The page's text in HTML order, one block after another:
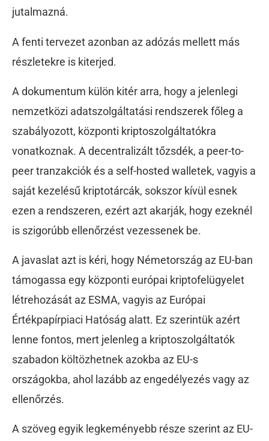
jutalmazná.
A fenti tervezet azonban az adózás mellett más
részletekre is kiterjed.
A dokumentum külön kitér arra, hogy a jelenlegi
nemzetközi adatszolgáltatási rendszerek főleg a
szabályozott, központi kriptoszolgáltatókra
vonatkoznak. A decentralizált tőzsdék, a peer-to-
peer tranzakciók és a self-hosted walletek, vagyis a
saját kezelésű kriptotárcák, sokszor kívül esnek
ezen a rendszeren, ezért azt akarják, hogy ezeknél
is szigorúbb ellenőrzést vezessenek be.
A javaslat azt is kéri, hogy Németország az EU-ban
támogassa egy központi európai kriptofelügyelet
létrehozását az ESMA, vagyis az Európai
Értékpapírpiaci Hatóság alatt. Ez szerintük azért
lenne fontos, mert jelenleg a kriptoszolgáltatók
szabadon költözhetnek azokba az EU-s
országokba, ahol lazább az engedélyezés vagy az
ellenőrzés.
A szöveg egyik legkeményebb része szerint az EU-